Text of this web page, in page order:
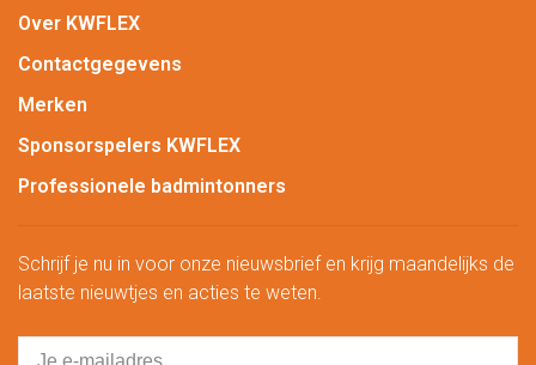
Over KWFLEX
Contactgegevens
Merken
Sponsorspelers KWFLEX
Professionele badmintonners
Schrijf je nu in voor onze nieuwsbrief en krijg maandelijks de
laatste nieuwtjes en acties te weten.